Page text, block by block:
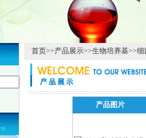
首页>>产品展示>>生物培养基>>细
产品图片